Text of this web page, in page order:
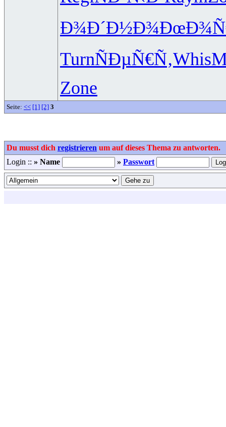
Ð¾Ð´Ð½Ð¾
TurnÑÐµÑ€Ñ‚Whis
Zone
Seite: << [1] [2] 3
Du musst dich registrieren um auf dieses Thema zu antworten.
Login :: » Name » Passwort